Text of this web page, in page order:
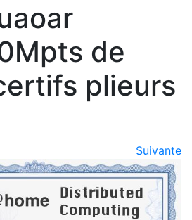
de
plieurs
Suivante